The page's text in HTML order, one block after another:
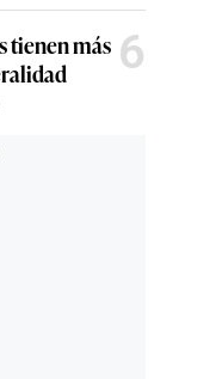
tienen más 6